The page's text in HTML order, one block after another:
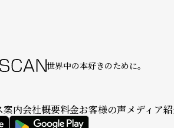
世界中の本好きのために。
案内会社概要料金お客様の声メディア